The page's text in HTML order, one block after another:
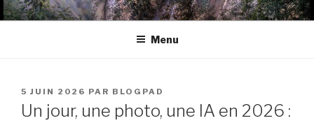
Aller
au
BLOGPAD
Menu
PUBLIÉ
LE
5 JUIN 2026 PAR BLOGPAD
Un jour, une photo, une IA en 2026 :